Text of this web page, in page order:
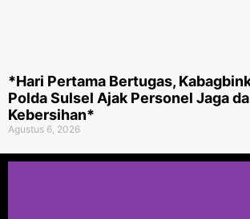
*Hari Pertama Bertugas,
Polda Sulsel Ajak Personel Jaga
Kebersihan*
Agustus 6, 2026